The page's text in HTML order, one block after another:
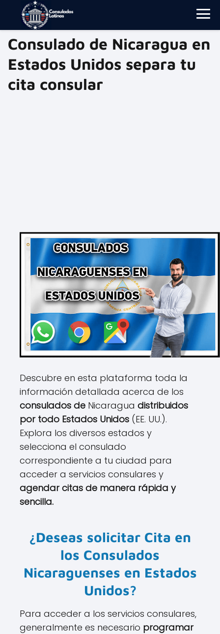
Consulado de Nicaragua en
Estados Unidos separa tu
cita consular
Descubre en esta plataforma toda la
información detallada acerca de los
consulados de Nicaragua distribuidos
por todo Estados Unidos (EE. UU.).
Explora los diversos estados y
selecciona el consulado
correspondiente a tu ciudad para
acceder a servicios consulares y
agendar citas de manera rápida y
sencilla.
¿Deseas solicitar Cita en
los Consulados
Nicaraguenses en Estados
Unidos?
Para acceder a los servicios consulares,
generalmente es necesario programar